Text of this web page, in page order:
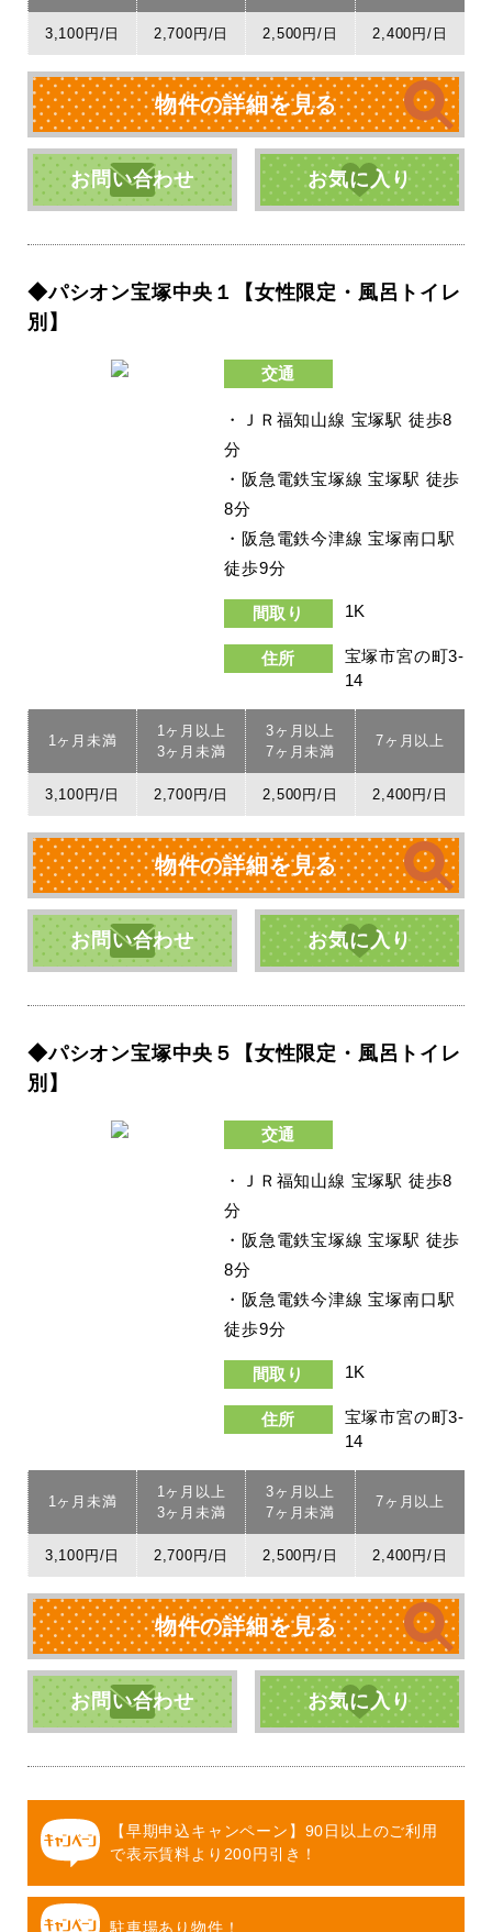
3,100円/日 2,700円/日 2,500円/日 2,400円/日
物件の詳細を見る
お問い合わせ お気に入り
◆パシオン宝塚中央１【女性限定・風呂トイレ
別】
交通
・ＪＲ福知山線 宝塚駅 徒歩8
分
・阪急電鉄宝塚線 宝塚駅 徒歩
8分
・阪急電鉄今津線 宝塚南口駅
徒歩9分
間取り 1K
住所
宝塚市宮の町3-
14
1ヶ月未満
1ヶ月以上
3ヶ月未満
3ヶ月以上
7ヶ月未満
7ヶ月以上
3,100円/日 2,700円/日 2,500円/日 2,400円/日
物件の詳細を見る
お問い合わせ お気に入り
◆パシオン宝塚中央５【女性限定・風呂トイレ
別】
交通
・ＪＲ福知山線 宝塚駅 徒歩8
分
・阪急電鉄宝塚線 宝塚駅 徒歩
8分
・阪急電鉄今津線 宝塚南口駅
徒歩9分
間取り 1K
住所
宝塚市宮の町3-
14
1ヶ月未満
1ヶ月以上
3ヶ月未満
3ヶ月以上
7ヶ月未満
7ヶ月以上
3,100円/日 2,700円/日 2,500円/日 2,400円/日
物件の詳細を見る
お問い合わせ お気に入り
【早期申込キャンペーン】90日以上のご利用
で表示賃料より200円引き！
駐車場あり物件！